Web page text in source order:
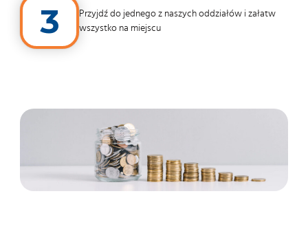
3
Przyjdź do jednego z naszych oddziałów i załatw
wszystko na miejscu